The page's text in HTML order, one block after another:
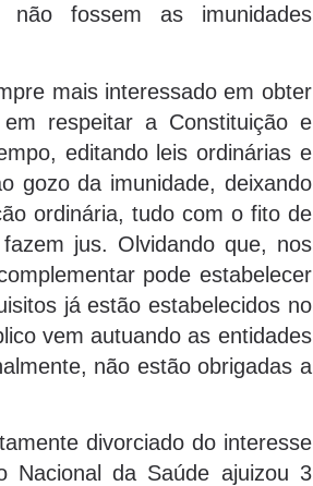
fossem as imunidades
mais interessado em obter
respeitar a Constituição e
editando leis ordinárias e
gozo da imunidade, deixando
ordinária, tudo com o fito de
jus. Olvidando que, nos
pode estabelecer
já estão estabelecidos no
vem autuando as entidades
não estão obrigadas a
divorciado do interesse
Nacional da Saúde ajuizou 3